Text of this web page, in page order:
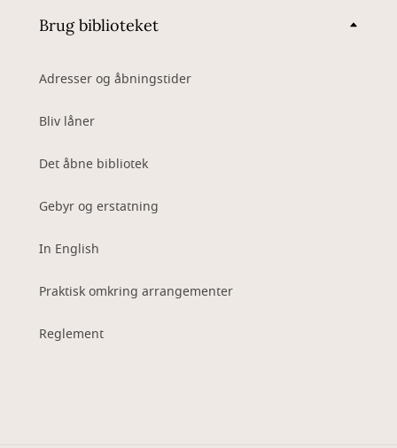
Brug biblioteket
Adresser og åbningstider
Bliv låner
Det åbne bibliotek
Gebyr og erstatning
In English
Praktisk omkring arrangementer
Reglement